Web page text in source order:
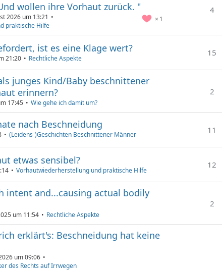
wollen ihre Vorhaut zurück. "
1
2026 um 13:21
praktische Hilfe
4
ist es eine Klage wert?
21:20 Rechtliche Aspekte
15
junges Kind/Baby beschnittener
erinnern?
17:45 Wie gehe ich damit um?
2
nach Beschneidung
(Leidens-)Geschichten Beschnittener Männer 11
etwas sensibel?
Vorhautwiederherstellung und praktische Hilfe
12
intent and...causing actual bodily
um 11:54 Rechtliche Aspekte
2
erklärt's: Beschneidung hat keine
um 09:06
des Rechts auf Irrwegen